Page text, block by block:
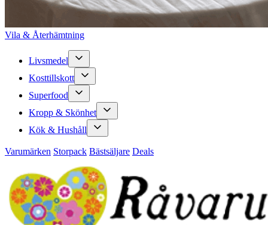
Vila & Återhämtning
Livsmedel
Kosttillskott
Superfood
Kropp & Skönhet
Kök & Hushåll
Varumärken Storpack Bästsäljare Deals